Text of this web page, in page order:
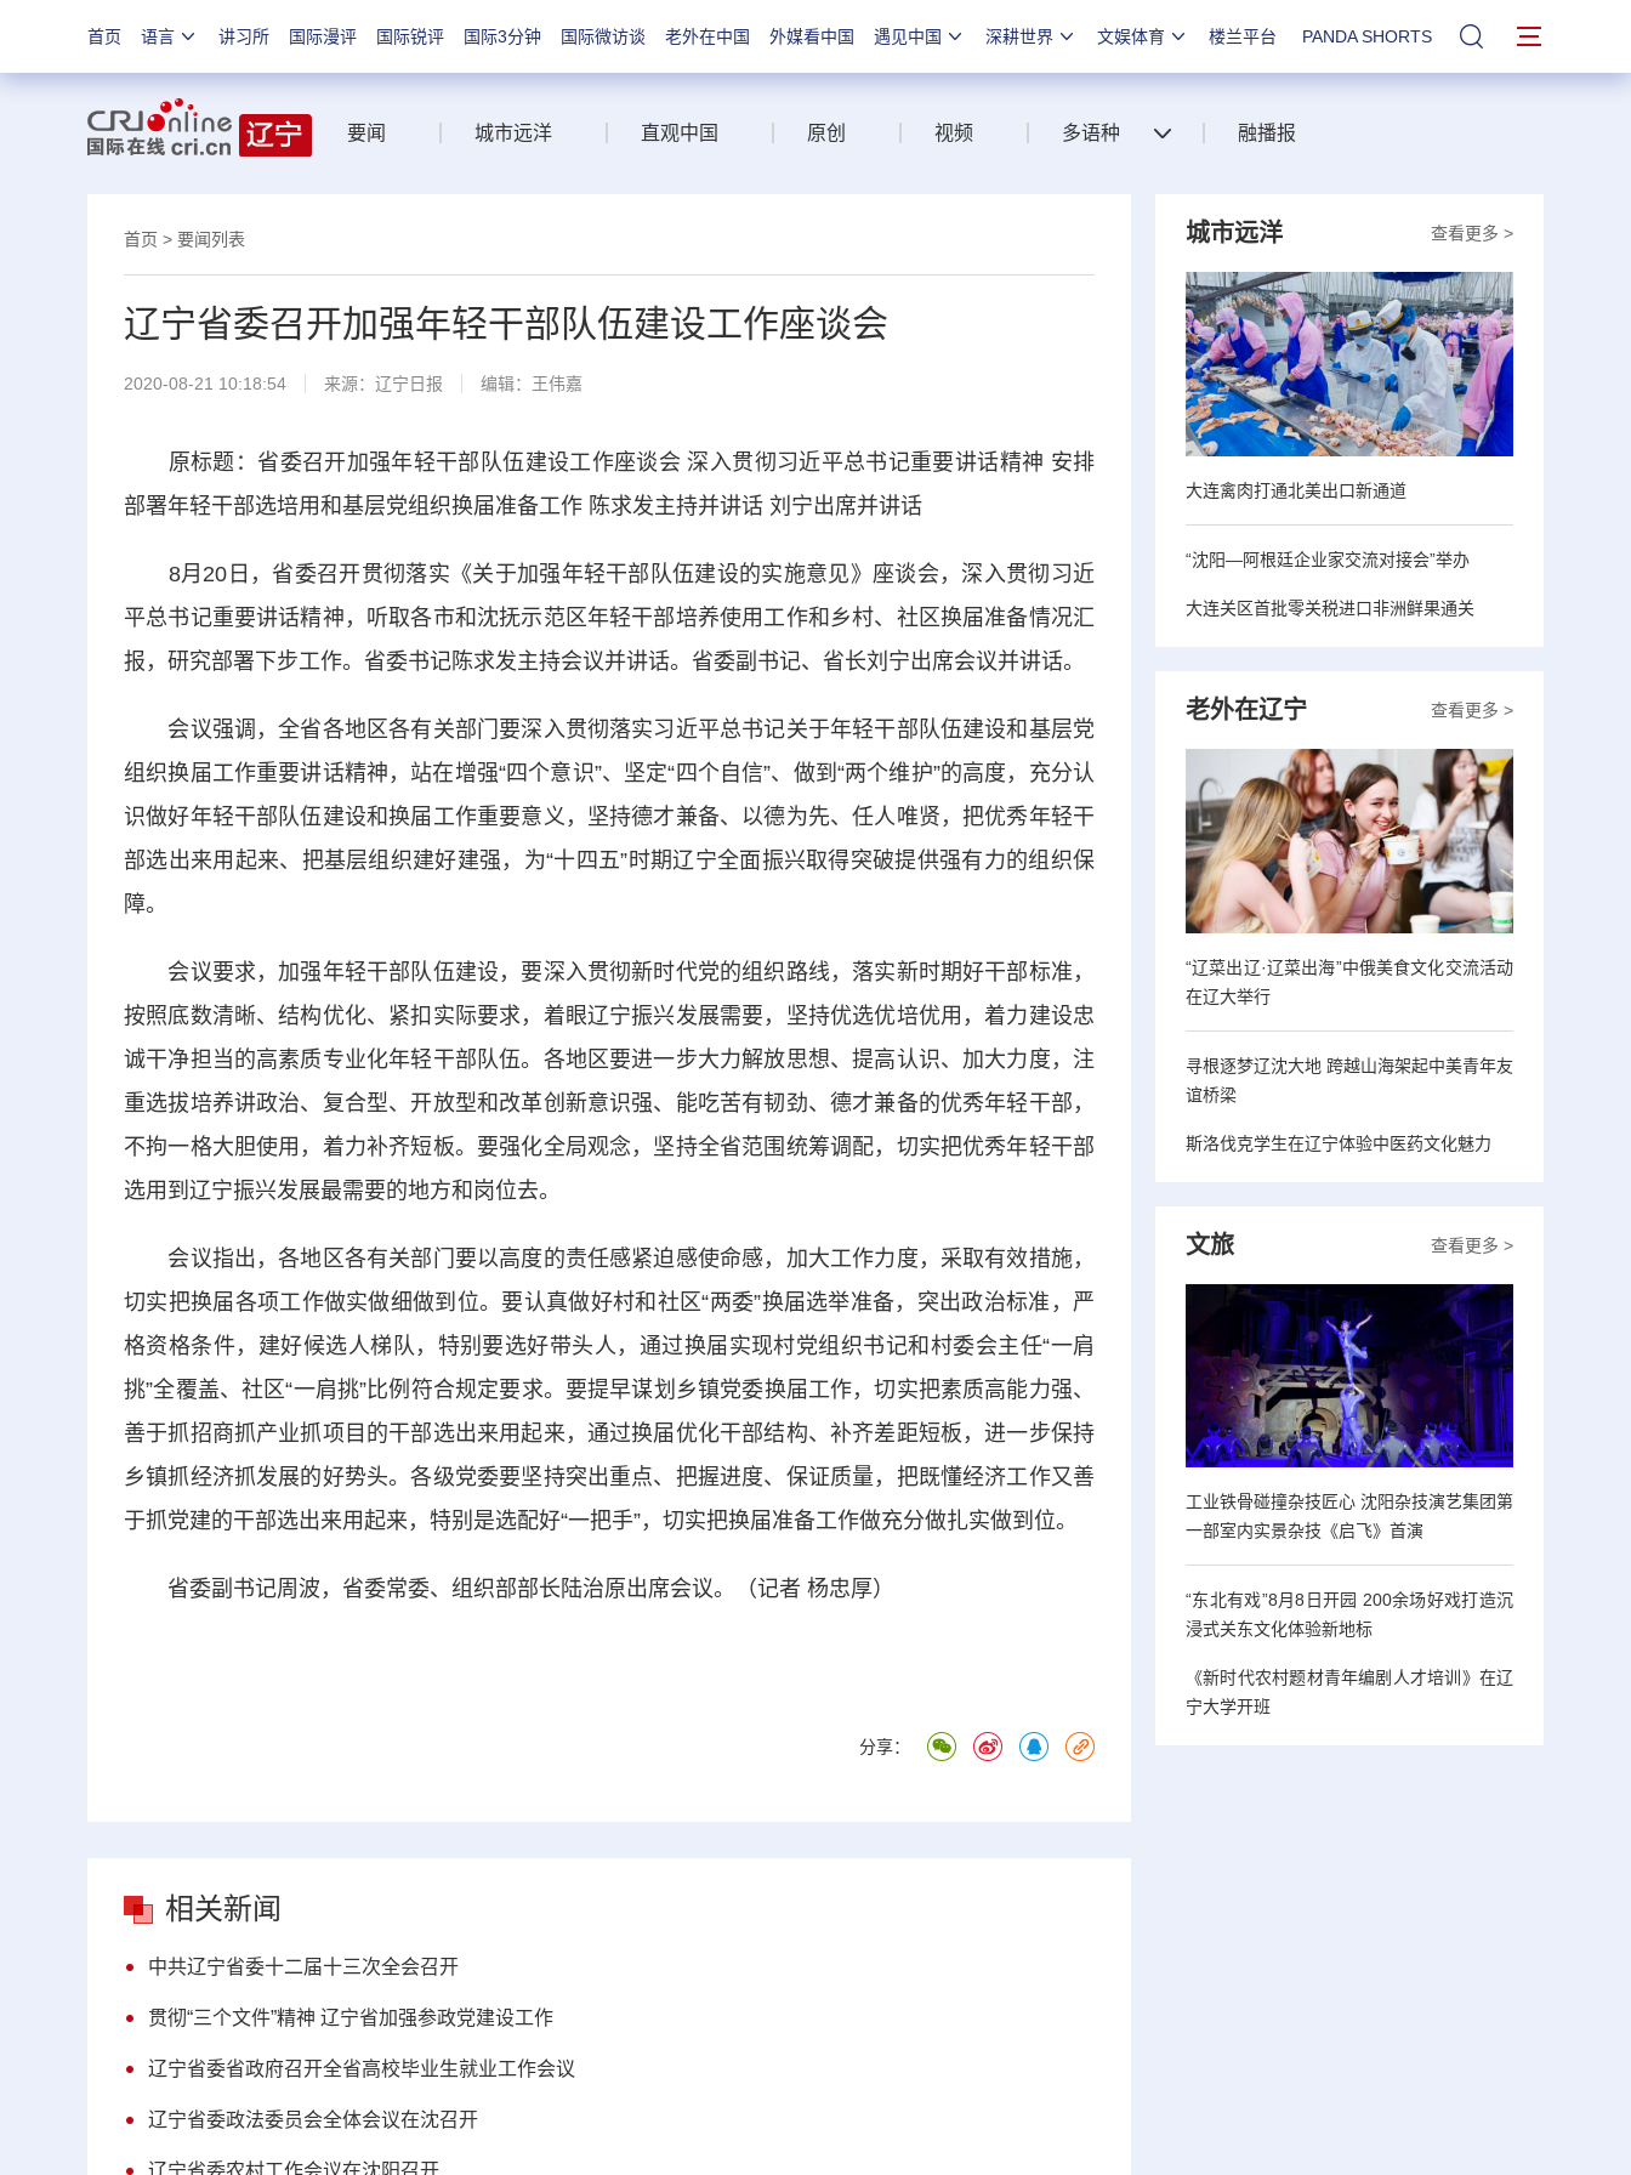
首页 语言 讲习所 国际漫评 国际锐评 国际3分钟 国际微访谈 老外在中国 外媒看中国 遇见中国 深耕世界 文娱体育 楼兰平台 PANDA SHORTS 站内搜索
要闻 城市远洋 直观中国 原创 视频 多语种 融播报
首页 > 要闻列表
辽宁省委召开加强年轻干部队伍建设工作座谈会
2020-08-21 10:18:54 来源： 辽宁日报 编辑：王伟嘉
原标题：省委召开加强年轻干部队伍建设工作座谈会 深入贯彻习近平总书记重要讲话精神 安排
部署年轻干部选培用和基层党组织换届准备工作 陈求发主持并讲话 刘宁出席并讲话
8月20日，省委召开贯彻落实《关于加强年轻干部队伍建设的实施意见》座谈会，深入贯彻习近
平总书记重要讲话精神，听取各市和沈抚示范区年轻干部培养使用工作和乡村、社区换届准备情况汇
报，研究部署下步工作。省委书记陈求发主持会议并讲话。省委副书记、省长刘宁出席会议并讲话。
会议强调，全省各地区各有关部门要深入贯彻落实习近平总书记关于年轻干部队伍建设和基层党
组织换届工作重要讲话精神，站在增强“四个意识”、坚定“四个自信”、做到“两个维护”的高度，充分认
识做好年轻干部队伍建设和换届工作重要意义，坚持德才兼备、以德为先、任人唯贤，把优秀年轻干
部选出来用起来、把基层组织建好建强，为“十四五”时期辽宁全面振兴取得突破提供强有力的组织保
障。
会议要求，加强年轻干部队伍建设，要深入贯彻新时代党的组织路线，落实新时期好干部标准，
按照底数清晰、结构优化、紧扣实际要求，着眼辽宁振兴发展需要，坚持优选优培优用，着力建设忠
诚干净担当的高素质专业化年轻干部队伍。各地区要进一步大力解放思想、提高认识、加大力度，注
重选拔培养讲政治、复合型、开放型和改革创新意识强、能吃苦有韧劲、德才兼备的优秀年轻干部，
不拘一格大胆使用，着力补齐短板。要强化全局观念，坚持全省范围统筹调配，切实把优秀年轻干部
选用到辽宁振兴发展最需要的地方和岗位去。
会议指出，各地区各有关部门要以高度的责任感紧迫感使命感，加大工作力度，采取有效措施，
切实把换届各项工作做实做细做到位。要认真做好村和社区“两委”换届选举准备，突出政治标准，严
格资格条件，建好候选人梯队，特别要选好带头人，通过换届实现村党组织书记和村委会主任“一肩
挑”全覆盖、社区“一肩挑”比例符合规定要求。要提早谋划乡镇党委换届工作，切实把素质高能力强、
善于抓招商抓产业抓项目的干部选出来用起来，通过换届优化干部结构、补齐差距短板，进一步保持
乡镇抓经济抓发展的好势头。各级党委要坚持突出重点、把握进度、保证质量，把既懂经济工作又善
于抓党建的干部选出来用起来，特别是选配好“一把手”，切实把换届准备工作做充分做扎实做到位。
省委副书记周波，省委常委、组织部部长陆治原出席会议。（记者 杨忠厚）
分享：
相关新闻
中共辽宁省委十二届十三次全会召开
贯彻“三个文件”精神 辽宁省加强参政党建设工作
辽宁省委省政府召开全省高校毕业生就业工作会议
辽宁省委政法委员会全体会议在沈召开
辽宁省委农村工作会议在沈阳召开
查看更多 >
城市远洋
大连禽肉打通北美出口新通道
“沈阳—阿根廷企业家交流对接会”举办
大连关区首批零关税进口非洲鲜果通关
查看更多 >
老外在辽宁
“辽菜出辽·辽菜出海”中俄美食文化交流活动
在辽大举行
寻根逐梦辽沈大地 跨越山海架起中美青年友
谊桥梁
斯洛伐克学生在辽宁体验中医药文化魅力
查看更多 >
文旅
工业铁骨碰撞杂技匠心 沈阳杂技演艺集团第
一部室内实景杂技《启飞》首演
“东北有戏”8月8日开园 200余场好戏打造沉
浸式关东文化体验新地标
《新时代农村题材青年编剧人才培训》在辽
宁大学开班